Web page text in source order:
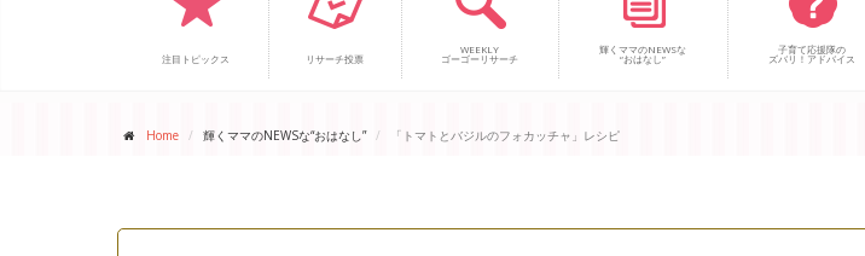
注目トピックス リサーチ投票
WEEKLY
ゴーゴーリサーチ
輝くママのNEWSな
“おはなし”
子育て応援隊の
ズバリ！アドバイス
Home 輝くママのNEWSな“おはなし” 「トマトとバジルのフォカッチャ」レシピ